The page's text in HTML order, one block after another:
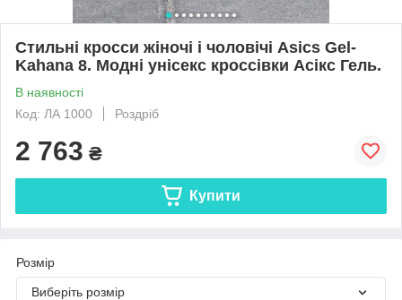
Стильні кросси жіночі і чоловічі Asics Gel-
Kahana 8. Модні унісекс кроссівки Асікс Гель.
В наявності
Код: ЛА 1000
Роздріб
2 763 ₴
Купити
Розмір
Виберіть розмір